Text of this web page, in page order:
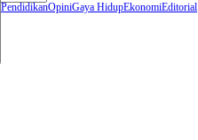
PendidikanOpiniGaya HidupEkonomiEditorial